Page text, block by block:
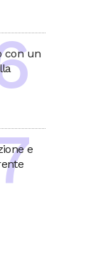
con un
e